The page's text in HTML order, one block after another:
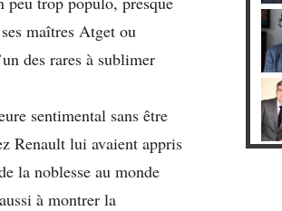
maîtres Atget ou
des rares à sublimer
sentimental sans être
Renault lui avaient appris
la noblesse au monde
à montrer la